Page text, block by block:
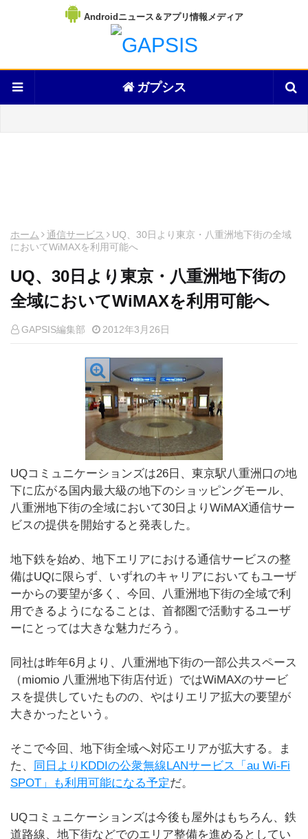
Androidニュース＆アプリ情報メディア
ガプシス
ホーム 通信サービス
UQ、30日より東京・八重洲地下街の全域
においてWiMAXを利用可能へ
UQ、30日より東京・八重洲地下街の
全域においてWiMAXを利用可能へ
GAPSIS編集部 2012年3月26日
UQコミュニケーションズは26日、東京駅八重洲口の地
下に広がる国内最大級の地下のショッピングモール、
八重洲地下街の全域において30日よりWiMAX通信サー
ビスの提供を開始すると発表した。
地下鉄を始め、地下エリアにおける通信サービスの整
備はUQに限らず、いずれのキャリアにおいてもユーザ
ーからの要望が多く、今回、八重洲地下街の全域で利
用できるようになることは、首都圏で活動するユーザ
ーにとっては大きな魅力だろう。
同社は昨年6月より、八重洲地下街の一部公共スペース
（miomio 八重洲地下街店付近）ではWiMAXのサービ
スを提供していたものの、やはりエリア拡大の要望が
大きかったという。
そこで今回、地下街全域へ対応エリアが拡大する。ま
た、
同日よりKDDIの公衆無線LANサービス「au Wi-Fi
SPOT」も利用可能になる予定だ。
UQコミュニケーションズは今後も屋外はもちろん、鉄
道路線、地下街などでのエリア整備を進めるとしてい